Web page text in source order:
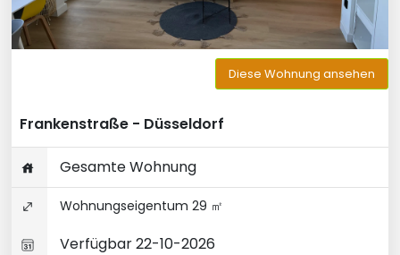
Diese Wohnung ansehen
Frankenstraße - Düsseldorf
Gesamte Wohnung
Wohnungseigentum 29 ㎡
Verfügbar 22-10-2026